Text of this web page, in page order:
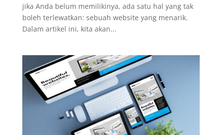
jika Anda belum memilikinya, ada satu hal yang tak
boleh terlewatkan: sebuah website yang menarik.
Dalam artikel ini, kita akan...